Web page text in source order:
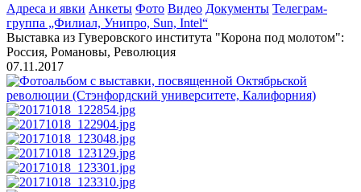
Адреса и явки Анкеты Фото Видео Документы Телеграм-
группа „Филиал, Унипро, Sun, Intel“
Выставка из Гуверовского института "Корона под молотом":
Россия, Романовы, Революция
07.11.2017